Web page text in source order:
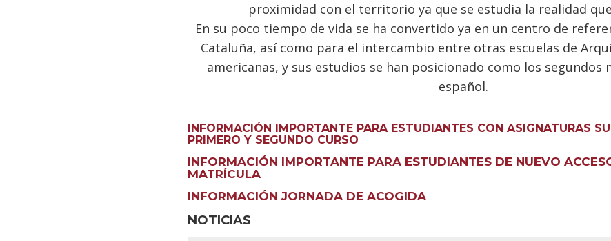
proximidad con el territorio ya que se estudia la realidad
En su poco tiempo de vida se ha convertido ya en un centro de
Cataluña, así como para el intercambio entre otras escuelas de
americanas, y sus estudios se han posicionado como los segundos
español.
INFORMACIÓN IMPORTANTE PARA ESTUDIANTES CON ASIGNATURAS
PRIMERO Y SEGUNDO CURSO
INFORMACIÓN IMPORTANTE PARA ESTUDIANTES DE NUEVO
MATRÍCULA
INFORMACIÓN JORNADA DE ACOGIDA
NOTICIAS